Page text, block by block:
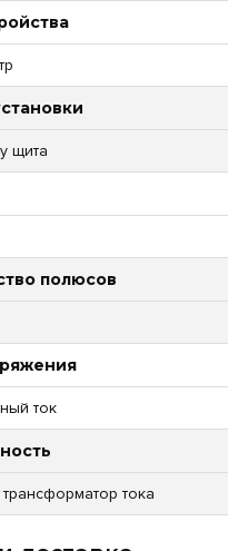
щита
полюсов
ток
тока